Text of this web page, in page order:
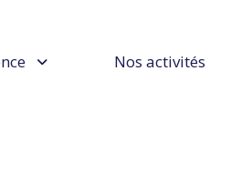
Nos activités